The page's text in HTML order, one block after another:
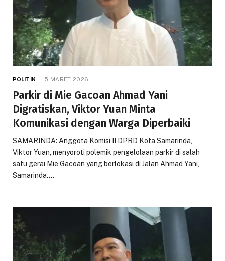
POLITIK 15 MARET 2026
Parkir di Mie Gacoan Ahmad Yani
Digratiskan, Viktor Yuan Minta
Komunikasi dengan Warga Diperbaiki
SAMARINDA: Anggota Komisi II DPRD Kota Samarinda,
Viktor Yuan, menyoroti polemik pengelolaan parkir di salah
satu gerai Mie Gacoan yang berlokasi di Jalan Ahmad Yani,
Samarinda.…